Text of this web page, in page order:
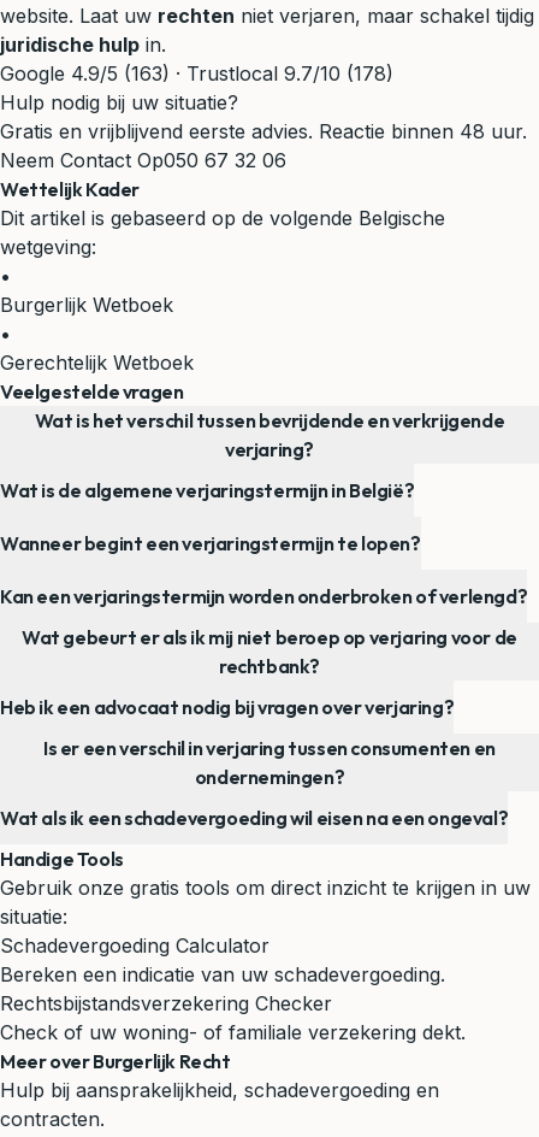
website. Laat uw rechten niet verjaren, maar schakel tijdig
juridische hulp in.
Google 4.9/5 (163) · Trustlocal 9.7/10 (178)
Hulp nodig bij uw situatie?
Gratis en vrijblijvend eerste advies. Reactie binnen 48 uur.
Neem Contact Op050 67 32 06
Wettelijk Kader
Dit artikel is gebaseerd op de volgende Belgische
wetgeving:
•
Burgerlijk Wetboek
•
Gerechtelijk Wetboek
Veelgestelde vragen
Wat is het verschil tussen bevrijdende en verkrijgende
verjaring?
Wat is de algemene verjaringstermijn in België?
Wanneer begint een verjaringstermijn te lopen?
Kan een verjaringstermijn worden onderbroken of verlengd?
Wat gebeurt er als ik mij niet beroep op verjaring voor de
rechtbank?
Heb ik een advocaat nodig bij vragen over verjaring?
Is er een verschil in verjaring tussen consumenten en
ondernemingen?
Wat als ik een schadevergoeding wil eisen na een ongeval?
Handige Tools
Gebruik onze gratis tools om direct inzicht te krijgen in uw
situatie:
Schadevergoeding Calculator
Bereken een indicatie van uw schadevergoeding.
Rechtsbijstandsverzekering Checker
Check of uw woning- of familiale verzekering dekt.
Meer over Burgerlijk Recht
Hulp bij aansprakelijkheid, schadevergoeding en
contracten.